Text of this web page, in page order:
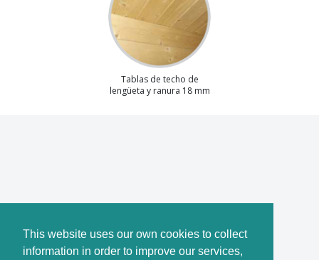
This website uses our own cookies to collect
information in order to improve our services,
Tablas de techo de
lengüeta y ranura 18 mm